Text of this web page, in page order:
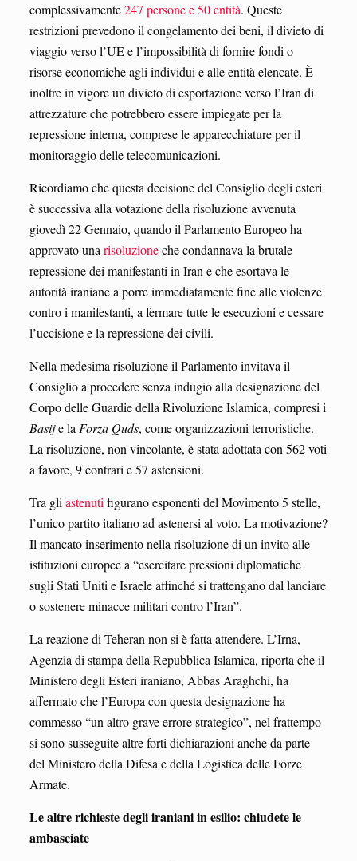
complessivamente247 persone e 50 entità. Queste
restrizioni prevedono il congelamento dei beni, il divieto di
viaggio verso l’UE e l’impossibilità di fornire fondi o
risorse economiche agli individui e alle entità elencate. È
inoltre in vigore un divieto di esportazione verso l’Iran di
attrezzature che potrebbero essere impiegate per la
repressione interna, comprese le apparecchiature per il
monitoraggio delle telecomunicazioni.
Ricordiamo che questa decisione del Consiglio degli esteri
è successiva alla votazione della risoluzione avvenuta
giovedì 22 Gennaio, quando il Parlamento Europeo ha
approvato una risoluzioneche condannava la brutale
repressione dei manifestanti in Iran e che esortava le
autorità iraniane a porre immediatamente fine alle violenze
contro i manifestanti, a fermare tutte le esecuzioni e cessare
l’uccisione e la repressione dei civili.
Nella medesima risoluzione il Parlamento invitava il
Consiglio a procedere senza indugio alla designazione del
Corpo delle Guardie della Rivoluzione Islamica, compresi i
Basije la Forza Quds, come organizzazioni terroristiche.
La risoluzione, non vincolante, è stata adottata con 562 voti
a favore, 9 contrari e 57 astensioni.
Tra gli astenuti figurano esponenti del Movimento 5 stelle,
l’unico partito italiano ad astenersi al voto. La motivazione?
Il mancato inserimento nella risoluzione di un invito alle
istituzioni europee a “esercitare pressioni diplomatiche
sugli Stati Uniti e Israele affinché si trattengano dal lanciare
o sostenere minacce militari contro l’Iran”.
La reazione di Teheran non si è fatta attendere. L’Irna,
Agenzia di stampa della Repubblica Islamica, riporta che il
Ministero degli Esteri iraniano, Abbas Araghchi, ha
affermato che l’Europa con questa designazione ha
commesso “un altro grave errore strategico”, nel frattempo
si sono susseguite altre forti dichiarazioni anche da parte
del Ministero della Difesa e della Logistica delle Forze
Armate.
Le altre richieste degli iraniani in esilio: chiudete le
ambasciate